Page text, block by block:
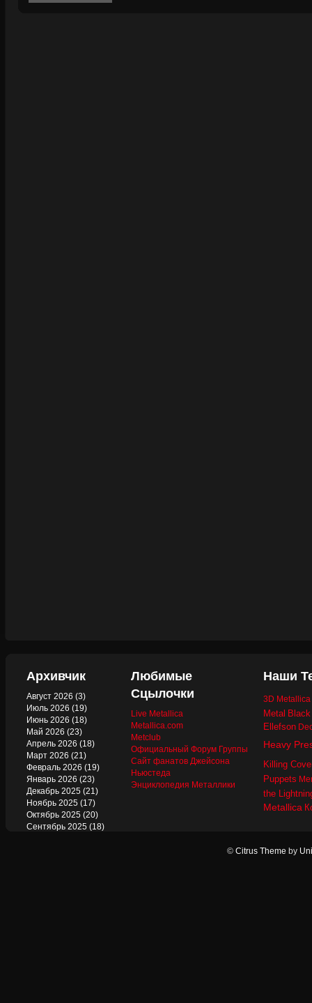
Архивчик
Август 2026 (3)
Июль 2026 (19)
Июнь 2026 (18)
Май 2026 (23)
Апрель 2026 (18)
Март 2026 (21)
Февраль 2026 (19)
Январь 2026 (23)
Декабрь 2025 (21)
Ноябрь 2025 (17)
Октябрь 2025 (20)
Сентябрь 2025 (18)
Любимые
Сцылочки
Live Metallica
Metallica.com
Metclub
Официальный Форум Группы
Сайт фанатов Джейсона
Ньюстеда
Энциклопедия Металлики
Наши
3D
Metal
Ellefson
Heavy
Killing
Puppets
the
Metallica
© Citrus Theme by